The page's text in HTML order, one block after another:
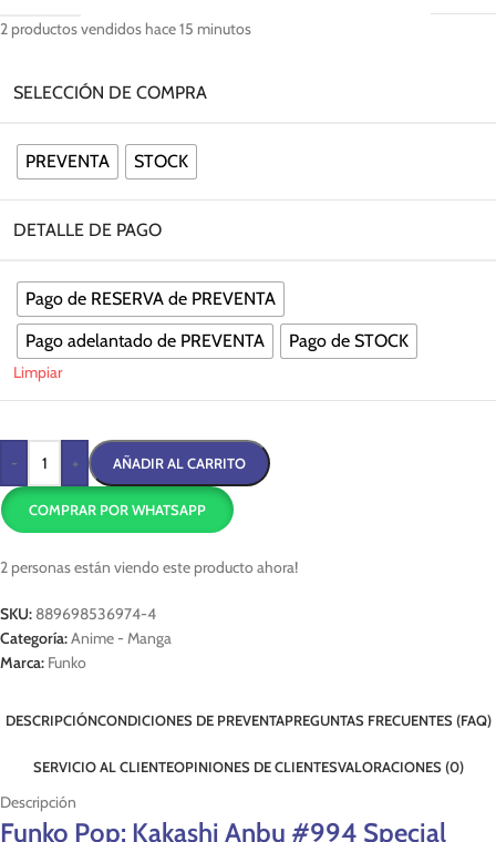
2 productos vendidos hace 15 minutos
SELECCIÓN DE COMPRA
PREVENTA STOCK
DETALLE DE PAGO
Pago de RESERVA de PREVENTA
Pago adelantado de PREVENTA
Pago de STOCK
Limpiar
- + AÑADIR AL CARRITO
COMPRAR POR WHATSAPP
2 personas están viendo este producto ahora!
SKU: 889698536974-4
Categoría:Anime - Manga
Marca: Funko
DESCRIPCIÓNCONDICIONES DE PREVENTAPREGUNTAS FRECUENTES (FAQ)
SERVICIO AL CLIENTEOPINIONES DE CLIENTESVALORACIONES (0)
Descripción
Funko Pop: Kakashi Anbu #994 Special